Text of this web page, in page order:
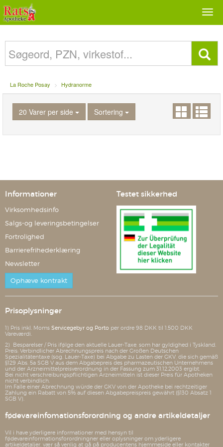
La Roche Posay Hydranorme
20 Varer per side Sortering
Informationer
Virksomhedsinfo
Salgs-og leveringsbetingelser
Fortrolighed
Barrierefrihederklæring
Newsletter
Ophæve kontrakt
Testet sikkerhed
Prisoplysninger
1) Pris inkl. Moms Servicegebyr og Porto per ordre 98 DKK til 1.500 DKK
Vareværdi.
2) Besparelser / Pris ifølge den aktuelle Lauer-Taxe, som har gyldighed i Tyskland.
Preis: Verbindlicher Abrechnungspreis nach der Großen Deutschen
Spezialitätentaxe (sog. Lauer-Taxe) bei Abgabe zu Lasten der GKV, die sich gemäß
§129 Abs. 5a SGB V aus dem Abgabepreis des pharmazeutischen Unternehmens
und der Arzneimittelpreisverordnung in der Fassung zum 31.12.2003 ergibt.
Bei nicht verschreibungspflichtigen Arzneimitteln ist dieser Preis für Apotheken
nicht verbindlich.
Im Falle einer Abrechnung würde der GKV von der Apotheke bei rechtzeitiger
Zahlung ein Rabatt von 5% auf diesen Abgabepreispreis gewährt (§130 Absatz 1
SGB V).
fødevareinfomationsforordning og andre artikeldetaljer
Vil i have yderligere informationer med hensyn til
fødevareinformationsforordningner eller oplysninger om yderligere
artikeldetaljer, vær så venlig at gå på producentens hjemmeside eller kontakter